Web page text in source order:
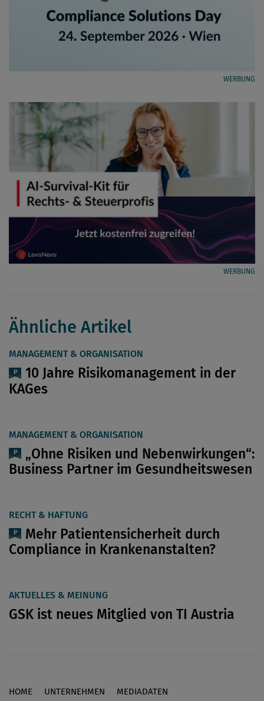
WERBUNG
WERBUNG
Ähnliche Artikel
MANAGEMENT & ORGANISATION
10 Jahre Risikomanagement in der
KAGes
MANAGEMENT & ORGANISATION
„Ohne Risiken und Nebenwirkungen“:
Business Partner im Gesundheitswesen
RECHT & HAFTUNG
Mehr Patientensicherheit durch
Compliance in Krankenanstalten?
AKTUELLES & MEINUNG
GSK ist neues Mitglied von TI Austria
Footer
HOME UNTERNEHMEN
MEDIADATEN